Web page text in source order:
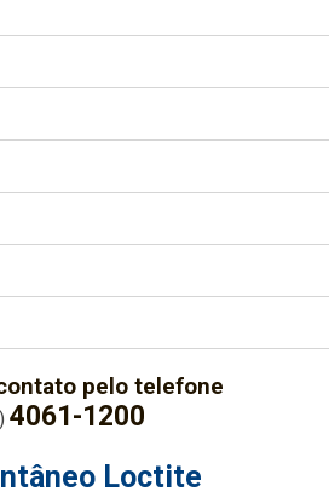
pelo telefone
4061-1200
Loctite